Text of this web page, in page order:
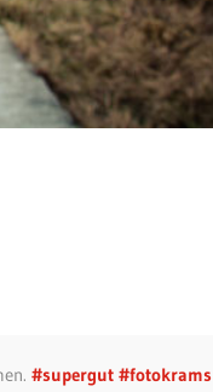
#supergut #fotokrams